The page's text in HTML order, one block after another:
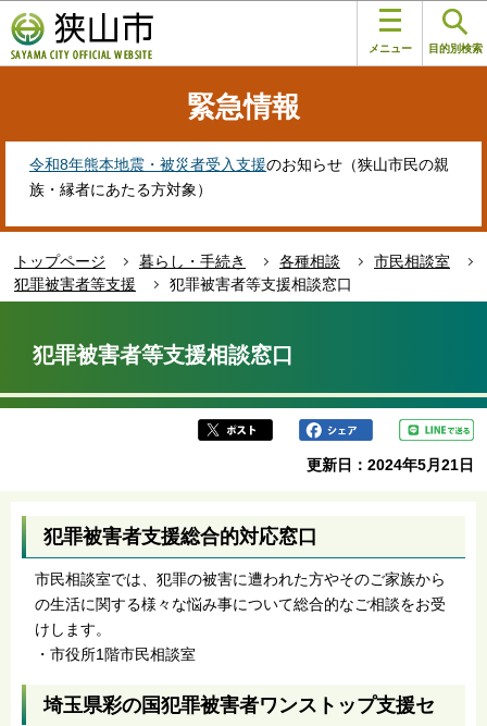
の
ペ
す
メニュー 目的別検索
緊急情報
令和8年熊本地震・被災者受入支援のお知らせ（狭山市民の親
族・縁者にあたる方対象）
トップページ 暮らし・手続き 各種相談
市民相談室
犯罪被害者等支援
犯罪被害者等支援相談窓口
か
犯罪被害者等支援相談窓口
更新日：2024年5月21日
犯罪被害者支援総合的対応窓口
市民相談室では、犯罪の被害に遭われた方やそのご家族から
の生活に関する様々な悩み事について総合的なご相談をお受
けします。
・市役所1階市民相談室
埼玉県彩の国犯罪被害者ワンストップ支援セ